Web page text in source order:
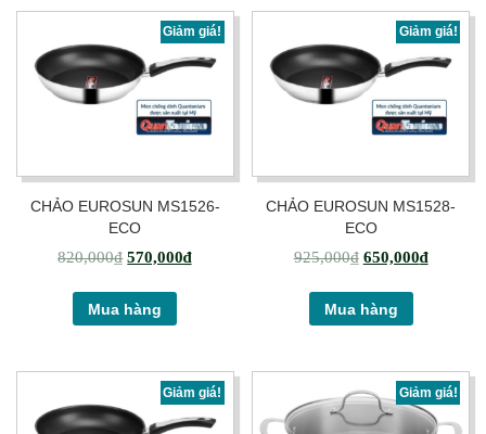
Giảm giá!
CHẢO EUROSUN MS1526-
ECO
820,000₫ 570,000₫
Mua hàng
Giảm giá!
CHẢO EUROSUN MS1528-
ECO
925,000₫ 650,000₫
Mua hàng
Giảm giá! Giảm giá!